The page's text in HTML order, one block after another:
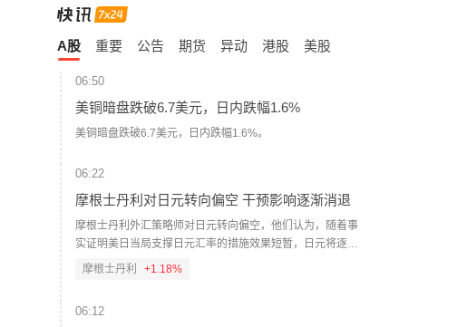
A股 重要 公告 期货 异动 港股 美股
06:50
美铜暗盘跌破6.7美元，日内跌幅1.6%
美铜暗盘跌破6.7美元，日内跌幅1.6%。
06:22
摩根士丹利对日元转向偏空 干预影响逐渐消退
摩根士丹利外汇策略师对日元转向偏空，他们认为，随着事
实证明美日当局支撑日元汇率的措施效果短暂，日元将逐步
走弱。当局联手支撑日元仅短暂提振了日元需求，并未扭转
元将逐步走高，”David Adams、Andrew Watrous和Molly
摩根士丹利 +1.18%
06:12